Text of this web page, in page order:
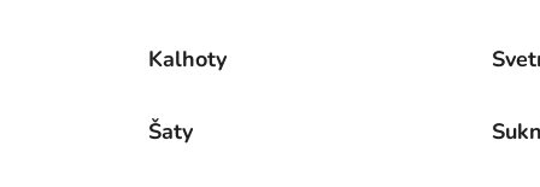
Kalhoty
Šaty